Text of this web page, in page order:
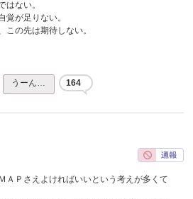
はない。
覚が足りない。
この先は期待しない。
うーん… 164
ＡＰさえよければいいという考えが多くて